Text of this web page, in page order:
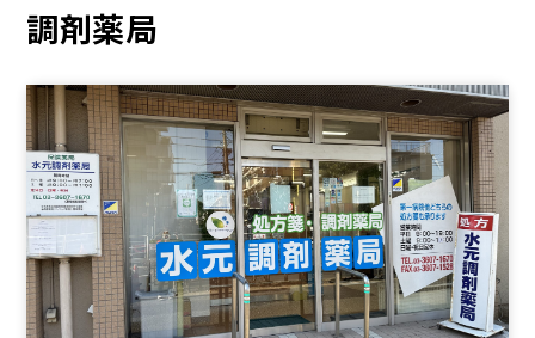
高齢者住宅事業
採用情報
動画一覧
お問い合わせ
調剤薬局